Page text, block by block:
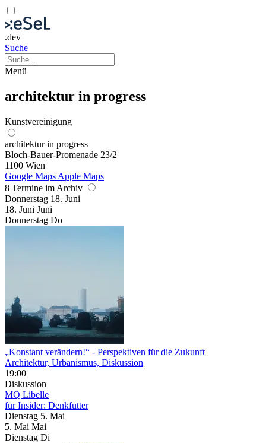
.dev
Suche
Menü
architektur in progress
Kunstvereinigung
architektur in progress
Bloch-Bauer-Promenade 23/2
1100 Wien
Google Maps Apple Maps
8 Termine im Archiv
Donnerstag 18. Juni
18. Juni Juni
Donnerstag Do
„Konstant verändern!“ - Perspektiven für die Zukunft
Architektur, Urbanismus, Diskussion
19:00
Diskussion
MQ Libelle
für Insider: Denkfutter
Dienstag 5. Mai
5. Mai Mai
Dienstag Di